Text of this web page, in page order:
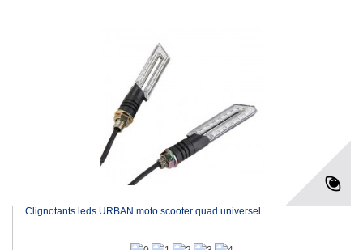
Clignotants leds URBAN moto scooter quad universel